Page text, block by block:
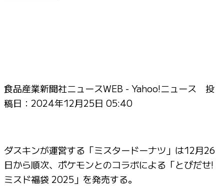
食品産業新聞社ニュースWEB - Yahoo!ニュース 投
稿日： 2024年12月25日 05:40
ダスキンが運営する「ミスタードーナツ」は12月26
日から順次、ポケモンとのコラボによる「とびだせ!
ミスド福袋 2025」を発売する。